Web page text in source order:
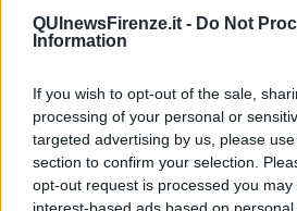
QUInewsFirenze.it - Do Not
Information
If you wish to opt-out of the sale,
processing of your personal or
targeted advertising by us, please
section to confirm your selection.
opt-out request is processed you may
interest-based ads based on
CAMPI BISENZIO —Hanno 14 e 16
duro pestaggio con tanto di tirapugni
domenica 27 Febbraio nella zona di villa
Nell'aggressione ad avere la peggio
anni, tutti finiti in ospedale, uno con